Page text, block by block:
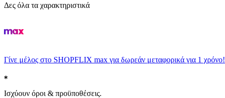
Δες όλα τα χαρακτηριστικά
Γίνε μέλος στο SHOPFLIX max για δωρεάν μεταφορικά για 1 χρόνο!
Ισχύουν όροι & προϋποθέσεις.